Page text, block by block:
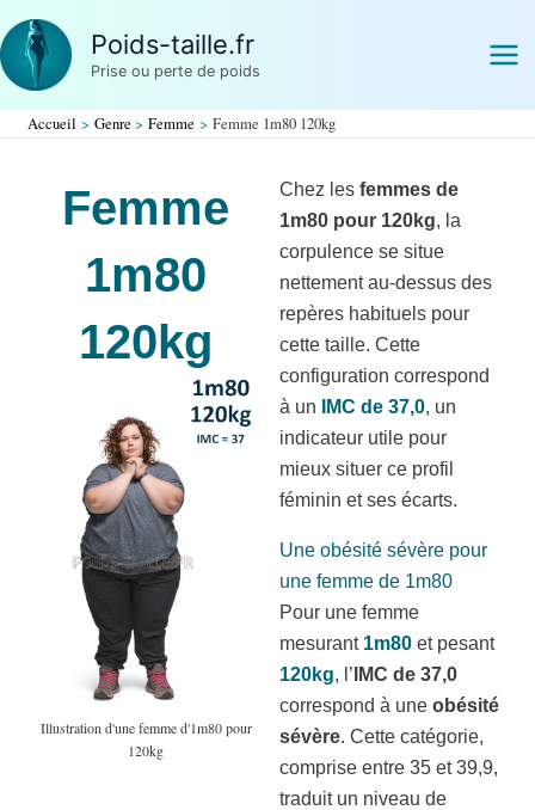
Aller
au
contenu
Poids-taille.fr
Prise ou perte de poids
Accueil Genre Femme Femme 1m80 120kg
Femme
1m80
120kg
Illustration d'une femme d'1m80 pour
120kg
Chez les femmes de
1m80 pour 120kg, la
corpulence se situe
nettement au-dessus des
repères habituels pour
cette taille. Cette
configuration correspond
à un
IMC de 37,0, un
indicateur utile pour
mieux situer ce profil
féminin et ses écarts.
Une obésité sévère pour
une femme de 1m80
Pour une femme
mesurant 1m80 et pesant
120kg, l’ IMC de 37,0
correspond à une obésité
sévère. Cette catégorie,
comprise entre 35 et 39,9,
traduit un niveau de